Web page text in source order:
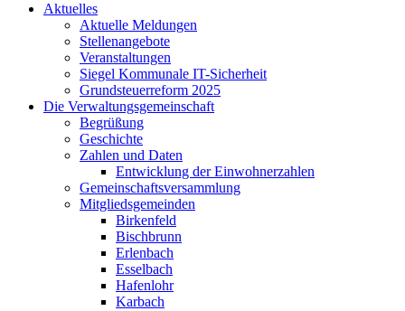
Aktuelles
Aktuelle Meldungen
Stellenangebote
Veranstaltungen
Siegel Kommunale IT-Sicherheit
Grundsteuerreform 2025
Die Verwaltungsgemeinschaft
Begrüßung
Geschichte
Zahlen und Daten
Entwicklung der Einwohnerzahlen
Gemeinschaftsversammlung
Mitgliedsgemeinden
Birkenfeld
Bischbrunn
Erlenbach
Esselbach
Hafenlohr
Karbach